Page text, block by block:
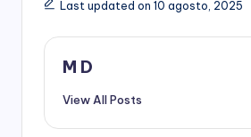
Last updated on 10 agosto, 2025
M D
View All Posts